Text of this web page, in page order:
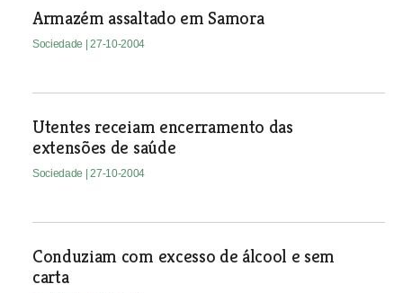
Armazém assaltado em Samora
Sociedade | 27-10-2004
Utentes receiam encerramento das
extensões de saúde
Sociedade | 27-10-2004
Conduziam com excesso de álcool e sem
carta